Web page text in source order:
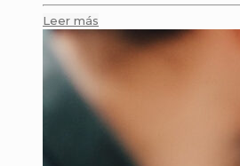
Leer más